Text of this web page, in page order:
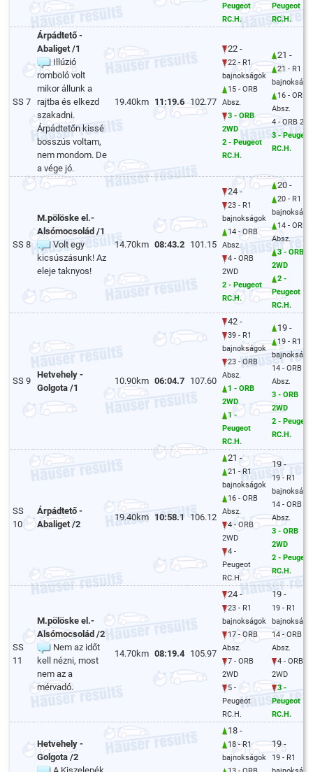
Peugeot
RC.H.
Peugeot
RC.H.
SS 7
Árpádtető -
Abaliget /1
Illúzió
romboló volt
mikor állunk a
rajtba és elkezd
szakadni.
Árpádtetőn kissé
bosszús voltam,
nem mondom. De
a vége jó.
19.40km 11:19.6 102.77
22 -
22 - R1
bajnokságok
15 - ORB
Absz.
3 - ORB
2WD
2 - Peugeot
RC.H.
21 -
21 - R1
16 - ORB
Absz.
4 - ORB
3 - Peugeot
RC.H.
SS 8
M.pölöske el.-
Alsómocsolád /1
Volt egy
kicsúszásunk! Az
eleje taknyos!
14.70km 08:43.2 101.15
24 -
23 - R1
bajnokságok
14 - ORB
Absz.
4 - ORB
2WD
2 - Peugeot
RC.H.
20 -
20 - R1
14 - ORB
Absz.
3 - ORB
2WD
2 -
Peugeot
RC.H.
SS 9
Hetvehely -
Golgota /1
10.90km 06:04.7 107.60
42 -
39 - R1
bajnokságok
23 - ORB
Absz.
1 - ORB
2WD
1 -
Peugeot
RC.H.
19 -
19 - R1
14 - ORB
Absz.
3 - ORB
2WD
2 - Peugeot
RC.H.
SS
10
Árpádtető -
Abaliget /2
19.40km 10:58.1 106.12
21 -
21 - R1
bajnokságok
16 - ORB
Absz.
4 - ORB
2WD
4 -
Peugeot
RC.H.
19 -
19 - R1
14 - ORB
Absz.
3 - ORB
2WD
2 - Peugeot
RC.H.
SS
11
M.pölöske el.-
Alsómocsolád /2
Nem az időt
kell nézni, most
nem az a
mérvadó.
14.70km 08:19.4 105.97
24 -
23 - R1
bajnokságok
17 - ORB
Absz.
7 - ORB
2WD
5 -
Peugeot
RC.H.
19 -
19 - R1
14 - ORB
Absz.
4 - ORB
2WD
3 -
Peugeot
RC.H.
Hetvehely -
Golgota /2
18 -
18 - R1
bajnokságok
19 -
19 - R1